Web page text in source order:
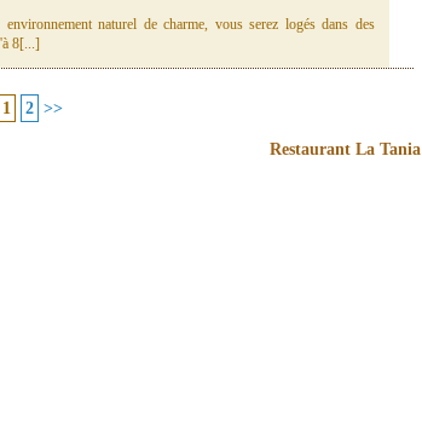
naturel de charme, vous serez logés dans des
8[...]
1 2 >>
Restaurant La Tania